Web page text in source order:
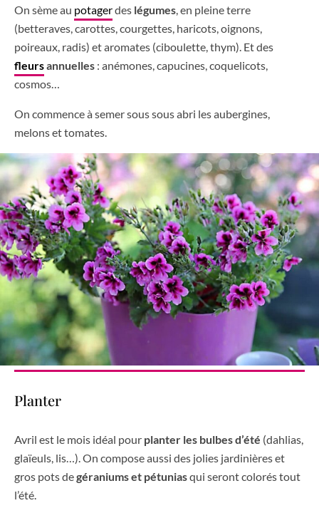
On sème au potagerdes légumes , en pleine terre
(betteraves, carottes, courgettes, haricots, oignons,
poireaux, radis) et aromates (ciboulette, thym). Et des
fleursannuelles : anémones, capucines, coquelicots,
cosmos…
On commence à semer sous sous abri les aubergines,
melons et tomates.
Planter
Avril est le mois idéal pour planter les bulbes d’été (dahlias,
glaïeuls, lis…). On compose aussi des jolies jardinières et
gros pots degéraniums et pétuniasqui seront colorés tout
l’été.